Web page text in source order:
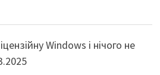
Windows і нічого не